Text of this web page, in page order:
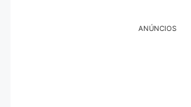
ANÚNCIOS